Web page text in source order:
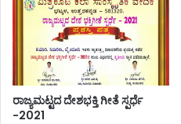
ರಾಜ್ಯಮಟ್ಟದ ದೇಶಭಕ್ತಿ ಗೀತೆ ಸ್ಪರ್ಧೆ
-2021